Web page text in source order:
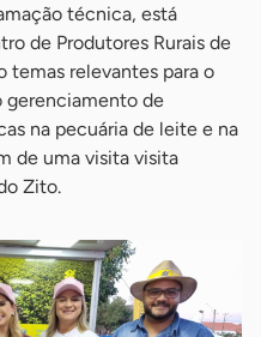
técnica, está
de Produtores Rurais de
temas relevantes para o
gerenciamento de
na pecuária de leite e na
de uma visita visita
Zito.